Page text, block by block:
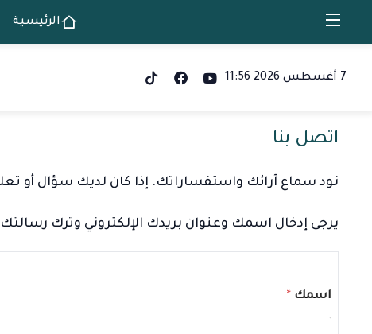
الرئيسية
7 أغسطس 2026 11:56
اتصل بنا
نود سماع آرائك واستفساراتك. إذا كان لديك سؤال أو
يرجى إدخال اسمك وعنوان بريدك الإلكتروني وترك
اسمك *